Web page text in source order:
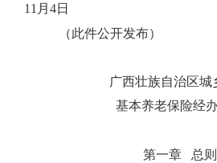
11 月 4日
（此件公开发布）
广西壮族自治区城
基本养老保险经
第一章 总则